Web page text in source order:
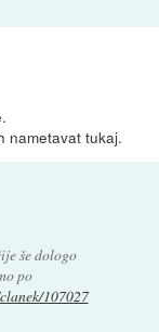
nametavat tukaj.
še dologo
po
107027